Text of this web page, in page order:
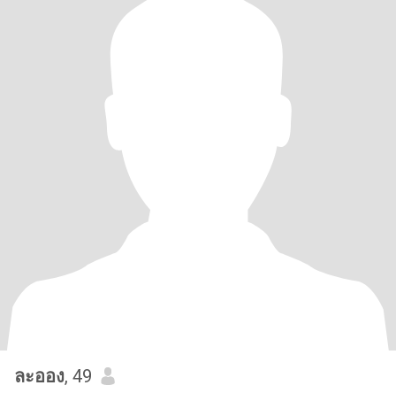
ละออง, 49